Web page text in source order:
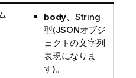
body、String
型(JSONオブジ
ェクトの文字列
表現になりま
す)。